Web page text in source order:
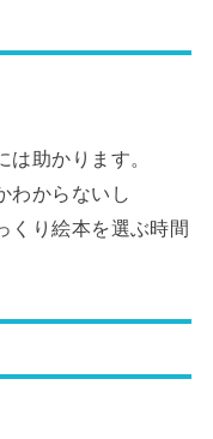
助かります。
わからないし
くり絵本を選ぶ時間